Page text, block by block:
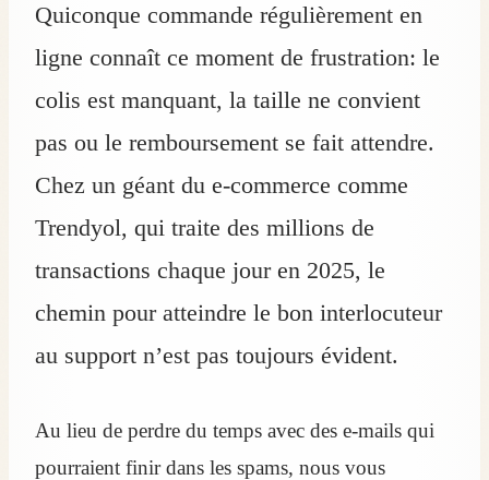
Quiconque commande régulièrement en
ligne connaît ce moment de frustration: le
colis est manquant, la taille ne convient
pas ou le remboursement se fait attendre.
Chez un géant du e-commerce comme
Trendyol, qui traite des millions de
transactions chaque jour en 2025, le
chemin pour atteindre le bon interlocuteur
au support n’est pas toujours évident.
Au lieu de perdre du temps avec des e-mails qui
pourraient finir dans les spams, nous vous